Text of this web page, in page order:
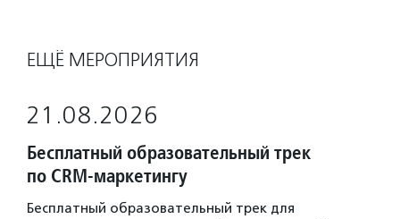
ЕЩЁ МЕРОПРИЯТИЯ
21.08.2026
Бесплатный образовательный трек
по CRM-маркетингу
Бесплатный образовательный трек для